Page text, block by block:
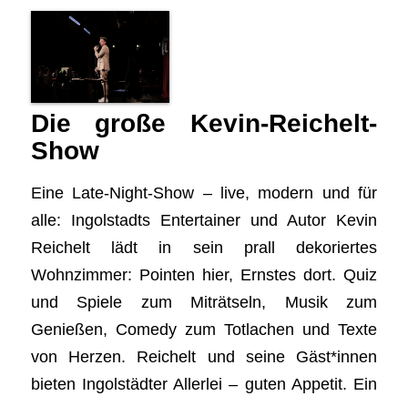
Die große Kevin-Reichelt-
Show
Eine Late-Night-Show – live, modern und für
alle: Ingolstadts Entertainer und Autor Kevin
Reichelt lädt in sein prall dekoriertes
Wohnzimmer: Pointen hier, Ernstes dort. Quiz
und Spiele zum Miträtseln, Musik zum
Genießen, Comedy zum Totlachen und Texte
von Herzen. Reichelt und seine Gäst*innen
bieten Ingolstädter Allerlei – guten Appetit. Ein